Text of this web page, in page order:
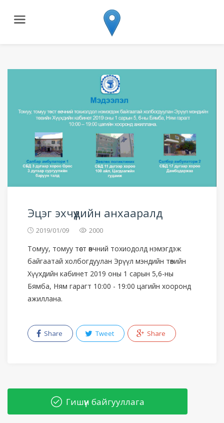
Эцэг эхчүүдийн анхааралд
2019/01/09 2000
Томуу, томуу төст өвчний тохиодолд нэмэгдэж
байгаатай холбогдуулан Эрүүл мэндийн төвийн
Хүүхдийн кабинет 2019 оны 1 сарын 5,6-ны
Бямба, Ням гарагт 10:00 - 19:00 цагийн хооронд
ажиллана.
Share Tweet Share
Гишүүн байгууллага